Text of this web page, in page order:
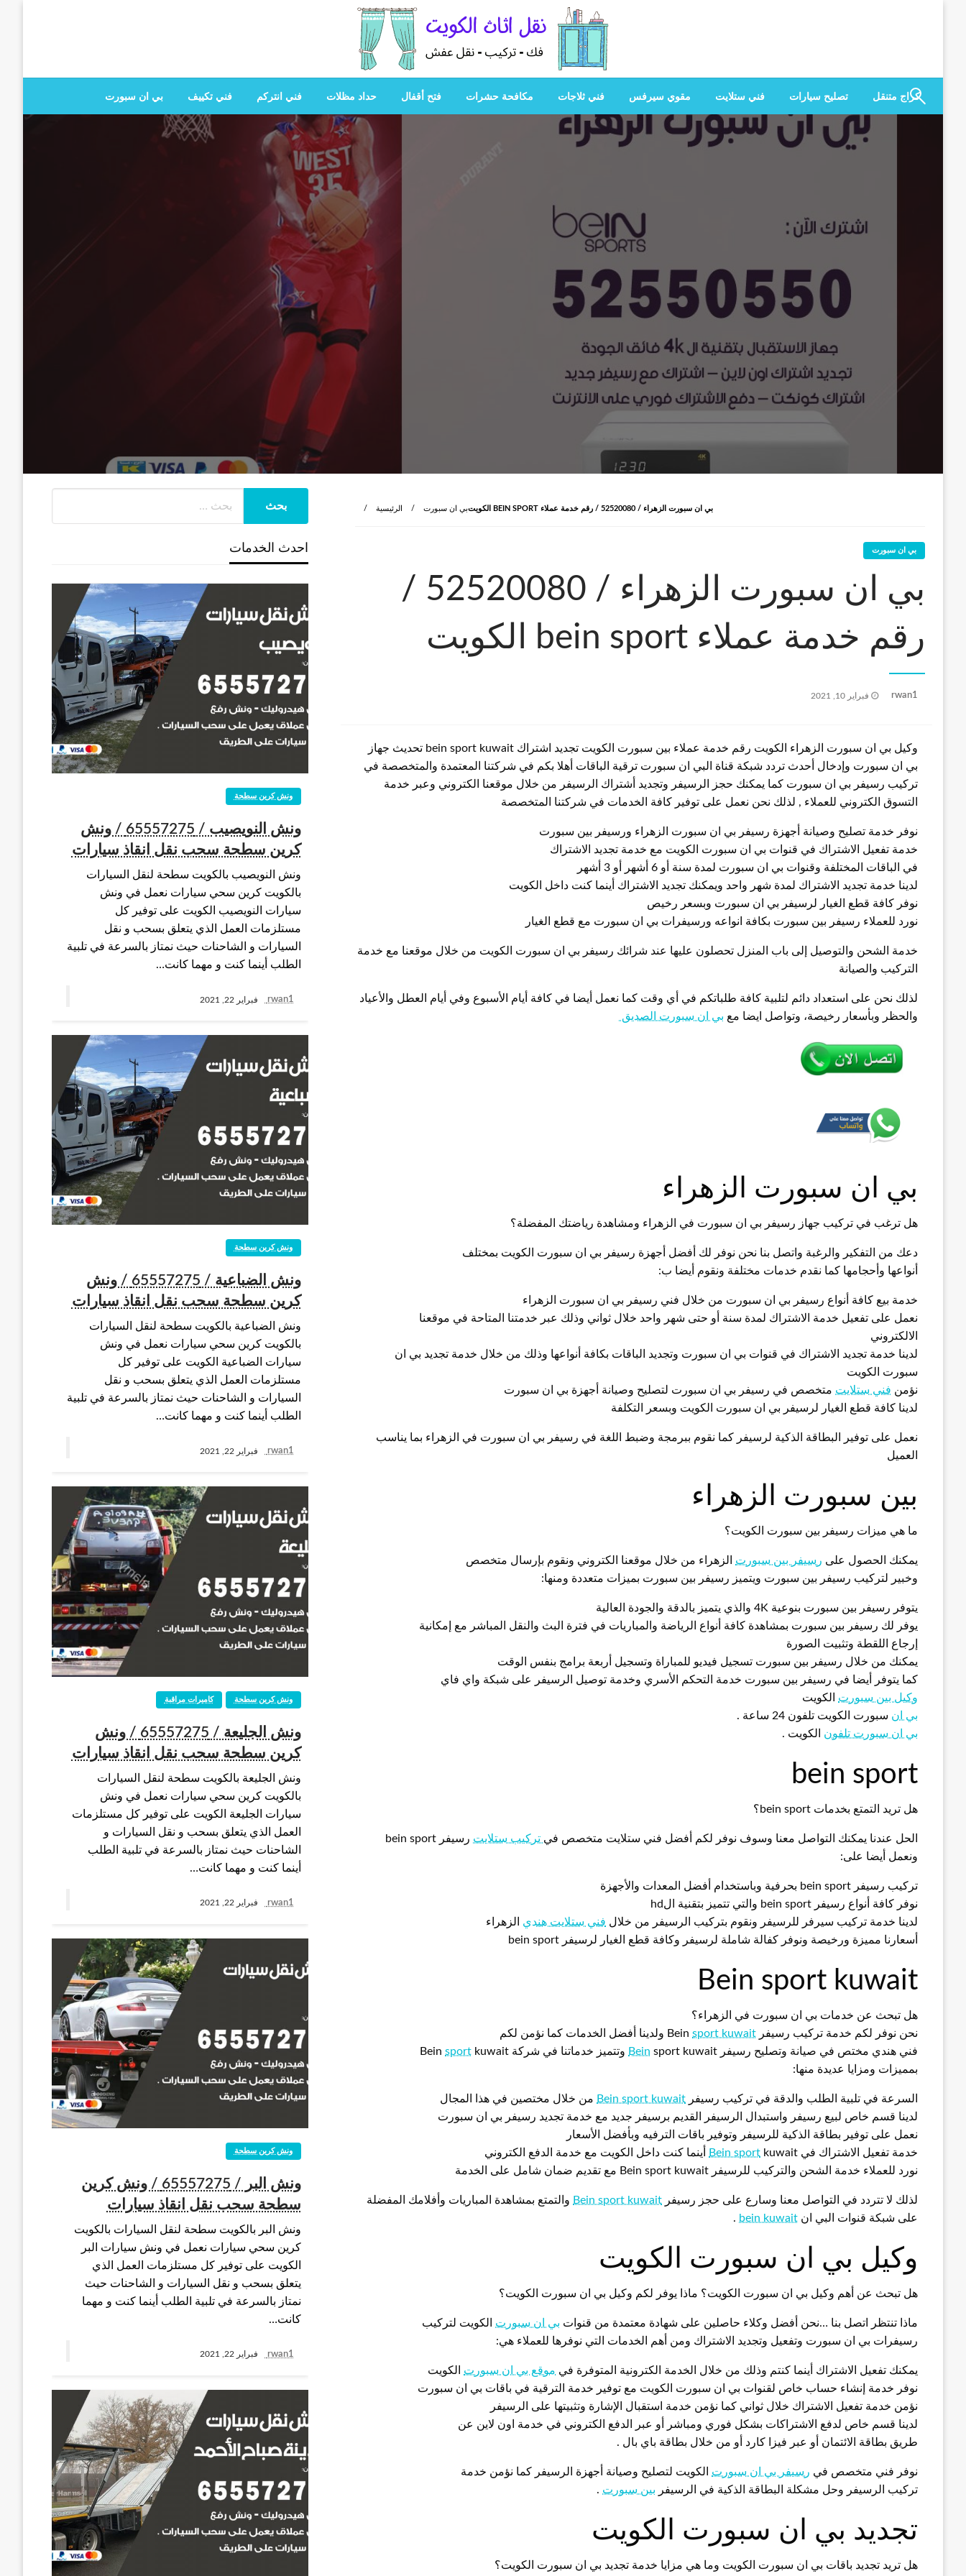
هل تبحث
هل تبحث عن أفضل خدمات بالكويت؟ خدمة فك نقل تركيب صيانة تصليح جميع الخدمات المنزلية في الكويت
كراج متنقل
تصليح سيارات فني ستلايت مقوي سيرفس فني ثلاجات مكافحة حشرات فتح أقفال حداد مظلات فني انتركم فني تكييف بي ان سبورت
الرئيسية بي ان سبورت بي ان سبورت الزهراء / 52520080 / رقم خدمة عملاء BEIN SPORT الكويت
بي ان سبورت
بي ان سبورت الزهراء / 52520080 /
رقم خدمة عملاء bein sport الكويت
rwan1
نُشر
فبراير 10, 2021
وكيل بي ان سبورت الزهراء الكويت رقم خدمة عملاء بين سبورت الكويت تجديد اشتراك bein sport kuwait تحديث جهاز
بي ان سبورت وإدخال أحدث تردد شبكة قناة البي ان سبورت ترقية الباقات أهلا بكم في شركتنا المعتمدة والمتخصصة في
تركيب رسيفر بي ان سبورت كما يمكنك حجز الرسيفر وتجديد أشتراك الرسيفر من خلال موقعنا الكتروني وعبر خدمة
التسوق الكتروني للعملاء , لذلك نحن نعمل على توفير كافة الخدمات في شركتنا المتخصصة
نوفر خدمة تصليح وصيانة أجهزة رسيفر بي ان سبورت الزهراء ورسيفر بين سبورت
خدمة تفعيل الاشتراك في قنوات بي ان سبورت الكويت مع خدمة تجديد الاشتراك
في الباقات المختلفة وقنوات بي ان سبورت لمدة سنة أو 6 أشهر أو 3 أشهر
لدينا خدمة تجديد الاشتراك لمدة شهر واحد ويمكنك تجديد الاشتراك أينما كنت داخل الكويت
نوفر كافة قطع الغيار لرسيفر بي ان سبورت وبسعر رخيص
نورد للعملاء رسيفر بين سبورت بكافة انواعه ورسيفرات بي ان سبورت مع قطع الغيار
خدمة الشحن والتوصيل إلى باب المنزل تحصلون عليها عند شرائك رسيفر بي ان سبورت الكويت من خلال موقعنا مع خدمة
التركيب والصيانة
لذلك نحن على استعداد دائم لتلبية كافة طلباتكم في أي وقت كما نعمل أيضا في كافة أيام الأسبوع وفي أيام العطل والأعياد
والحظر وبأسعار رخيصة، وتواصل ايضا مع بي ان سبورت الصديق
بي ان سبورت الزهراء
هل ترغب في تركيب جهاز رسيفر بي ان سبورت في الزهراء ومشاهدة رياضتك المفضلة؟
دعك من التفكير والرغبة واتصل بنا نحن نوفر لك أفضل أجهزة رسيفر بي ان سبورت الكويت بمختلف
أنواعها وأحجامها كما نقدم خدمات مختلفة ونقوم أيضا ب:
خدمة بيع كافة أنواع رسيفر بي ان سبورت من خلال فني رسيفر بي ان سبورت الزهراء
نعمل على تفعيل خدمة الاشتراك لمدة سنة أو حتى شهر واحد خلال ثواني وذلك عبر خدمتنا المتاحة في موقعنا
الالكتروني
لدينا خدمة تجديد الاشتراك في قنوات بي ان سبورت وتجديد الباقات بكافة أنواعها وذلك من خلال خدمة تجديد بي ان
سبورت الكويت
نؤمن فني ستلايت متخصص في رسيفر بي ان سبورت لتصليح وصيانة أجهزة بي ان سبورت
لدينا كافة قطع الغيار لرسيفر بي ان سبورت الكويت وبسعر التكلفة
نعمل على توفير البطاقة الذكية لرسيفر كما نقوم ببرمجة وضبط اللغة في رسيفر بي ان سبورت في الزهراء بما يناسب
العميل
بين سبورت الزهراء
ما هي ميزات رسيفر بين سبورت الكويت؟
يمكنك الحصول على رسيفر بين سبورت الزهراء من خلال موقعنا الكتروني ونقوم بإرسال متخصص
وخبير لتركيب رسيفر بين سبورت ويتميز رسيفر بين سبورت بميزات متعددة ومنها:
يتوفر رسيفر بين سبورت بنوعية 4K والذي يتميز بالدقة والجودة العالية
يوفر لك رسيفر بين سبورت بمشاهدة كافة أنواع الرياضة والمباريات في فترة البث والنقل المباشر مع إمكانية
إرجاع اللقطة وتثبيت الصورة
يمكنك من خلال رسيفر بين سبورت تسجيل فيديو للمباراة وتسجيل أربعة برامج بنفس الوقت
كما يتوفر أيضا في رسيفر بين سبورت خدمة التحكم الأسري وخدمة توصيل الرسيفر على شبكة واي فاي
وكيل بين سبورت الكويت
بي ان سبورت الكويت تلفون 24 ساعة .
بي ان سبورت تلفون الكويت .
bein sport
هل تريد التمتع بخدمات bein sport؟
الحل عندنا يمكنك التواصل معنا وسوف نوفر لكم أفضل فني ستلايت متخصص في تركيب ستلايت
رسيفر bein sport
ونعمل أيضا على:
تركيب رسيفر bein sport بحرفية وباستخدام أفضل المعدات والأجهزة
نوفر كافة أنواع رسيفر bein sport والتي تتميز بتقنية الhd
لدينا خدمة تركيب سيرفر للرسيفر ونقوم بتركيب الرسيفر من خلال فني ستلايت هندي الزهراء
أسعارنا مميزة ورخيصة ونوفر كفالة شاملة لرسيفر وكافة قطع الغيار لرسيفر bein sport
Bein sport kuwait
هل تبحث عن خدمات بي ان سبورت في الزهراء؟
نحن نوفر لكم خدمة تركيب رسيفر Bein sport kuwait
ولدينا أفضل الخدمات كما نؤمن لكم
فني هندي مختص في صيانة وتصليح رسيفر
Bein sport kuwait وتتميز خدماتنا في شركة Bein sport kuwait
بمميزات ومزايا عديدة منها:
السرعة في تلبية الطلب والدقة في تركيب رسيفر Bein sport kuwait من خلال مختصين في هذا المجال
لدينا قسم خاص لبيع رسيفر واستبدال الرسيفر القديم برسيفر جديد مع خدمة تجديد رسيفر بي ان سبورت
نعمل على توفير بطاقة الذكية للرسيفر وتوفير باقات الترفيه وبأفضل الأسعار
خدمة تفعيل الاشتراك في
Bein sport kuwait أينما كنت داخل الكويت مع خدمة الدفع الكتروني
نورد للعملاء خدمة الشحن والتركيب للرسيفر Bein sport kuwait مع تقديم ضمان شامل على الخدمة
لذلك لا تتردد في التواصل معنا وسارع على حجز رسيفر Bein sport kuwait والتمتع بمشاهدة المباريات وأفلامك المفضلة
على شبكة قنوات البي ان bein kuwait
.
وكيل بي ان سبورت الكويت
هل تبحث عن أهم وكيل بي ان سبورت الكويت؟ ماذا يوفر لكم وكيل بي ان سبورت الكويت؟
ماذا تنتظر اتصل بنا …نحن أفضل وكلاء حاصلين على شهادة معتمدة من قنوات بي ان سبورت الكويت لتركيب
رسيفرات بي ان سبورت وتفعيل وتجديد الاشتراك ومن أهم الخدمات التي نوفرها للعملاء هي:
يمكنك تفعيل الاشتراك أينما كنتم وذلك من خلال الخدمة الكترونية المتوفرة في موقع بي ان سبورت الكويت
نوفر خدمة إنشاء حساب خاص لقنوات بي ان سبورت الكويت مع توفير خدمة الترقية في باقات بي ان سبورت
نؤمن خدمة تفعيل الاشتراك خلال ثواني كما نؤمن خدمة استقبال الإشارة وتثبيتها على الرسيفر
لدينا قسم خاص لدفع الاشتراكات بشكل فوري ومباشر أو عبر الدفع الكتروني في خدمة اون لاين عن
طريق بطاقة الائتمان أو عبر فيزا كارد أو من خلال بطاقة باي بال .
نوفر فني متخصص في رسيفر بي ان سبورت الكويت لتصليح وصيانة أجهزة الرسيفر كما نؤمن خدمة
تركيب الرسيفر وحل مشكلة البطاقة الذكية في الرسيفر بين سبورت .
تجديد بي ان سبورت الكويت
هل تريد تجديد باقات بي ان سبورت الكويت وما هي مزايا خدمة تجديد بي ان سبورت الكويت؟
احدث الخدمات
ونش كرين سطحة
ونش النويصيب / 65557275 / ونش
كرين سطحة سحب نقل انقاذ سيارات
ونش النويصيب بالكويت سطحة لنقل السيارات
بالكويت كرين سحي سيارات نعمل في ونش
سيارات النويصيب الكويت على توفير كل
مستلزمات العمل الذي يتعلق بسحب و نقل
السيارات و الشاحنات حيث نمتاز بالسرعة في تلبية
الطلب أينما كنت و مهما كانت…
rwan1 فبراير 22, 2021
ونش كرين سطحة
ونش الضباعية / 65557275 / ونش
كرين سطحة سحب نقل انقاذ سيارات
ونش الضباعية بالكويت سطحة لنقل السيارات
بالكويت كرين سحي سيارات نعمل في ونش
سيارات الضباعية الكويت على توفير كل
مستلزمات العمل الذي يتعلق بسحب و نقل
السيارات و الشاحنات حيث نمتاز بالسرعة في تلبية
الطلب أينما كنت و مهما كانت…
rwan1 فبراير 22, 2021
كاميرات مراقبة ونش كرين سطحة
ونش الجليعة / 65557275 / ونش
كرين سطحة سحب نقل انقاذ سيارات
ونش الجليعة بالكويت سطحة لنقل السيارات
بالكويت كرين سحي سيارات نعمل في ونش
سيارات الجليعة الكويت على توفير كل مستلزمات
العمل الذي يتعلق بسحب و نقل السيارات و
الشاحنات حيث نمتاز بالسرعة في تلبية الطلب
أينما كنت و مهما كانت…
rwan1 فبراير 22, 2021
ونش كرين سطحة
ونش البر / 65557275 / ونش كرين
سطحة سحب نقل انقاذ سيارات
ونش البر بالكويت سطحة لنقل السيارات بالكويت
كرين سحي سيارات نعمل في ونش سيارات البر
الكويت على توفير كل مستلزمات العمل الذي
يتعلق بسحب و نقل السيارات و الشاحنات حيث
نمتاز بالسرعة في تلبية الطلب أينما كنت و مهما
كانت…
rwan1 فبراير 22, 2021